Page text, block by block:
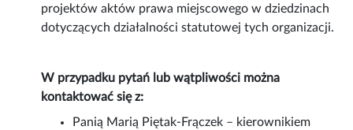
projektów aktów prawa miejscowego w dziedzinach
dotyczących działalności statutowej tych organizacji.
W przypadku pytań lub wątpliwości można
kontaktować się z:
Panią Marią Piętak-Frączek – kierownikiem